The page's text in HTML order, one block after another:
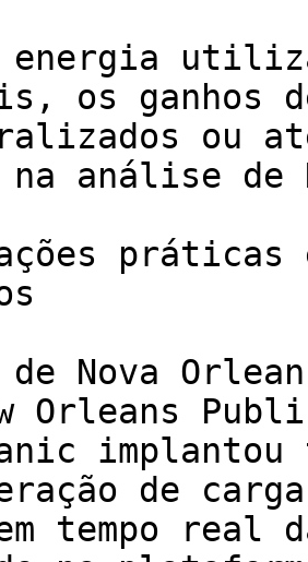
energia
os ganhos
ou
na análise de
práticas
de Nova
Orleans
de
tempo real